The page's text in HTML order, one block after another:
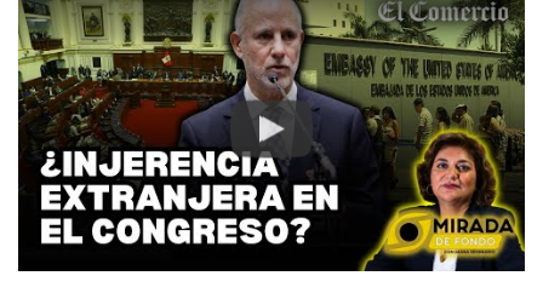
Play